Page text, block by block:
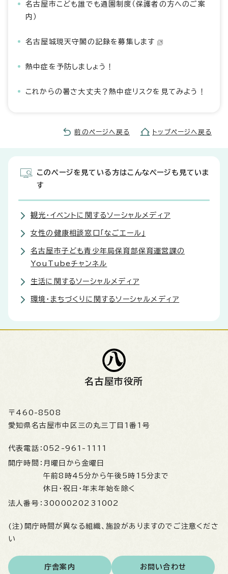
名古屋市こども誰でも通園制度（保護者の方へのご案
内）
名古屋城現天守閣の記録を募集します
熱中症を予防しましょう！
これからの暑さ大丈夫？熱中症リスクを見てみよう！
前のページへ戻る トップページへ戻る
このページを見ている方はこんなページも見ていま
す
観光・イベントに関するソーシャルメディア
女性の健康相談窓口「なごエール」
名古屋市子ども青少年局保育部保育運営課の
YouTubeチャンネル
生活に関するソーシャルメディア
環境・まちづくりに関するソーシャルメディア
名古屋市役所
〒460-8508
愛知県名古屋市中区三の丸三丁目1番1号
代表電話： 052-961-1111
開庁時間： 月曜日から金曜日
午前8時45分から午後5時15分まで
休日・祝日・年末年始を除く
法人番号： 3000020231002
(注)開庁時間が異なる組織、施設がありますのでご注意くださ
い
庁舎案内 お問い合わせ